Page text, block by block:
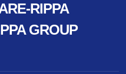
RIPPA
GROUP